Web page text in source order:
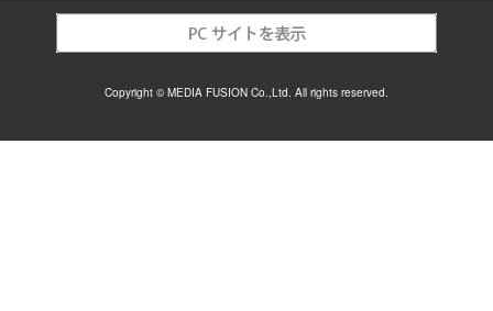
Copyright © MEDIA FUSION Co.,Ltd. All rights reserved.